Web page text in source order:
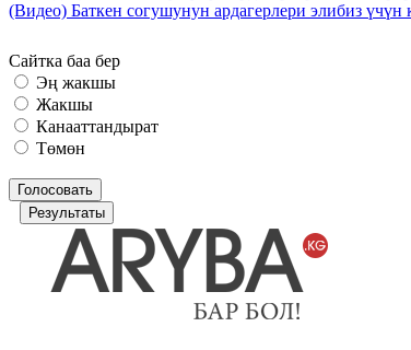
(Видео) Баткен согушунун ардагерлери элибиз
Сайтка баа бер
Эң жакшы
Жакшы
Канааттандырат
Төмөн
Голосовать
Результаты